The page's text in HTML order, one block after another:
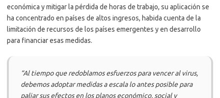
económica y mitigar la pérdida de horas de trabajo, su aplicación se
ha concentrado en países de altos ingresos, habida cuenta de la
limitación de recursos de los países emergentes y en desarrollo
para financiar esas medidas.
“Al tiempo que redoblamos esfuerzos para vencer al virus,
debemos adoptar medidas a escala lo antes posible para
paliar sus efectos en los planos económico, social y